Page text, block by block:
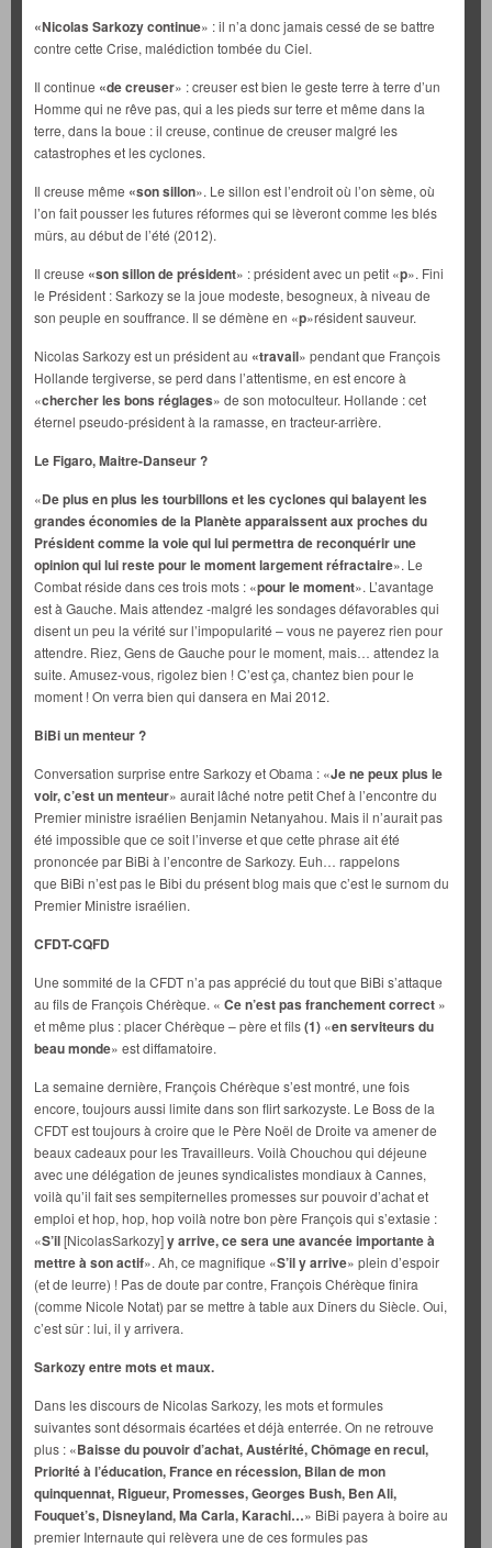
«Nicolas Sarkozy continue» : il n’a donc jamais cessé de se battre
contre cette Crise, malédiction tombée du Ciel.
Il continue «de creuser» : creuser est bien le geste terre à terre d’un
Homme qui ne rêve pas, qui a les pieds sur terre et même dans la
terre, dans la boue : il creuse, continue de creuser malgré les
catastrophes et les cyclones.
Il creuse même «son sillon». Le sillon est l’endroit où l’on sème, où
l’on fait pousser les futures réformes qui se lèveront comme les blés
mûrs, au début de l’été (2012).
Il creuse «son sillon de président» : président avec un petit «p». Fini
le Président : Sarkozy se la joue modeste, besogneux, à niveau de
son peuple en souffrance. Il se démène en «p»résident sauveur.
Nicolas Sarkozy est un président au «travail» pendant que François
Hollande tergiverse, se perd dans l’attentisme, en est encore à
«chercher les bons réglages» de son motoculteur. Hollande : cet
éternel pseudo-président à la ramasse, en tracteur-arrière.
Le Figaro, Maitre-Danseur ?
«De plus en plus les tourbillons et les cyclones qui balayent les
grandes économies de la Planète apparaissent aux proches du
Président comme la voie qui lui permettra de reconquérir une
opinion qui lui reste pour le moment largement réfractaire». Le
Combat réside dans ces trois mots : «pour le moment». L’avantage
est à Gauche. Mais attendez -malgré les sondages défavorables qui
disent un peu la vérité sur l’impopularité – vous ne payerez rien pour
attendre. Riez, Gens de Gauche pour le moment, mais… attendez la
suite. Amusez-vous, rigolez bien ! C’est ça, chantez bien pour le
moment ! On verra bien qui dansera en Mai 2012.
BiBi un menteur ?
Conversation surprise entre Sarkozy et Obama : «Je ne peux plus le
voir, c’est un menteur» aurait lâché notre petit Chef à l’encontre du
Premier ministre israélien Benjamin Netanyahou. Mais il n’aurait pas
été impossible que ce soit l’inverse et que cette phrase ait été
prononcée par BiBi à l’encontre de Sarkozy. Euh… rappelons
que BiBi n’est pas le Bibi du présent blog mais que c’est le surnom du
Premier Ministre israélien.
CFDT-CQFD
Une sommité de la CFDT n’a pas apprécié du tout que BiBi s’attaque
au fils de François Chérèque. « Ce n’est pas franchement correct »
et même plus : placer Chérèque – père et fils(1) «en serviteurs du
beau monde» est diffamatoire.
La semaine dernière, François Chérèque s’est montré, une fois
encore, toujours aussi limite dans son flirt sarkozyste. Le Boss de la
CFDT est toujours à croire que le Père Noël de Droite va amener de
beaux cadeaux pour les Travailleurs. Voilà Chouchou qui déjeune
avec une délégation de jeunes syndicalistes mondiaux à Cannes,
voilà qu’il fait ses sempiternelles promesses sur pouvoir d’achat et
emploi et hop, hop, hop voilà notre bon père François qui s’extasie :
«S’il[NicolasSarkozy]y arrive, ce sera une avancée importante à
mettre à son actif». Ah, ce magnifique «S’il y arrive» plein d’espoir
(et de leurre) ! Pas de doute par contre, François Chérèque finira
(comme Nicole Notat) par se mettre à table aux Dîners du Siècle. Oui,
c’est sûr : lui, il y arrivera.
Sarkozy entre mots et maux.
Dans les discours de Nicolas Sarkozy, les mots et formules
suivantes sont désormais écartées et déjà enterrée. On ne retrouve
plus : «Baisse du pouvoir d’achat, Austérité, Chômage en recul,
Priorité à l’éducation, France en récession, Bilan de mon
quinquennat, Rigueur, Promesses, Georges Bush, Ben Ali,
Fouquet’s, Disneyland, Ma Carla, Karachi…» BiBi payera à boire au
premier Internaute qui relèvera une de ces formules pas